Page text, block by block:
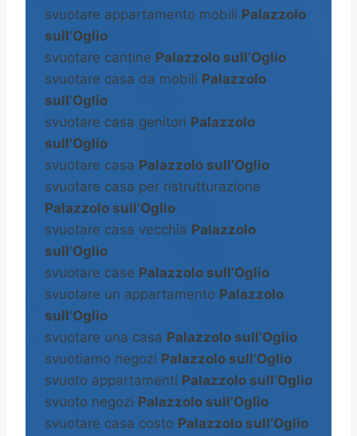
svuotare appartamento mobili Palazzolo
sull’Oglio
svuotare cantine Palazzolo sull’Oglio
svuotare casa da mobili Palazzolo
sull’Oglio
svuotare casa genitori Palazzolo
sull’Oglio
svuotare casa Palazzolo sull’Oglio
svuotare casa per ristrutturazione
Palazzolo sull’Oglio
svuotare casa vecchia Palazzolo
sull’Oglio
svuotare case Palazzolo sull’Oglio
svuotare un appartamento Palazzolo
sull’Oglio
svuotare una casa Palazzolo sull’Oglio
svuotiamo negozi Palazzolo sull’Oglio
svuoto appartamenti Palazzolo sull’Oglio
svuoto negozi Palazzolo sull’Oglio
svuotare casa costo Palazzolo sull’Oglio